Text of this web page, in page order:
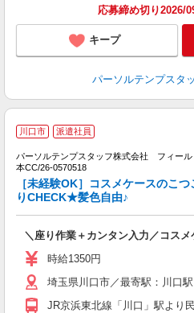
応募締め切り2026/
キープ
パーソルテンプスタ
川口市 派遣社員
パーソルテンプスタッフ株式会社 フィール
本CC/26-0570518
［未経験OK］コスメケースのこつ
りCHECK★髪色自由♪
＼座り作業＋カンタン入力／コスメ
時給1350円
埼玉県川口市／最寄駅：川
JR京浜東北線「川口」駅より